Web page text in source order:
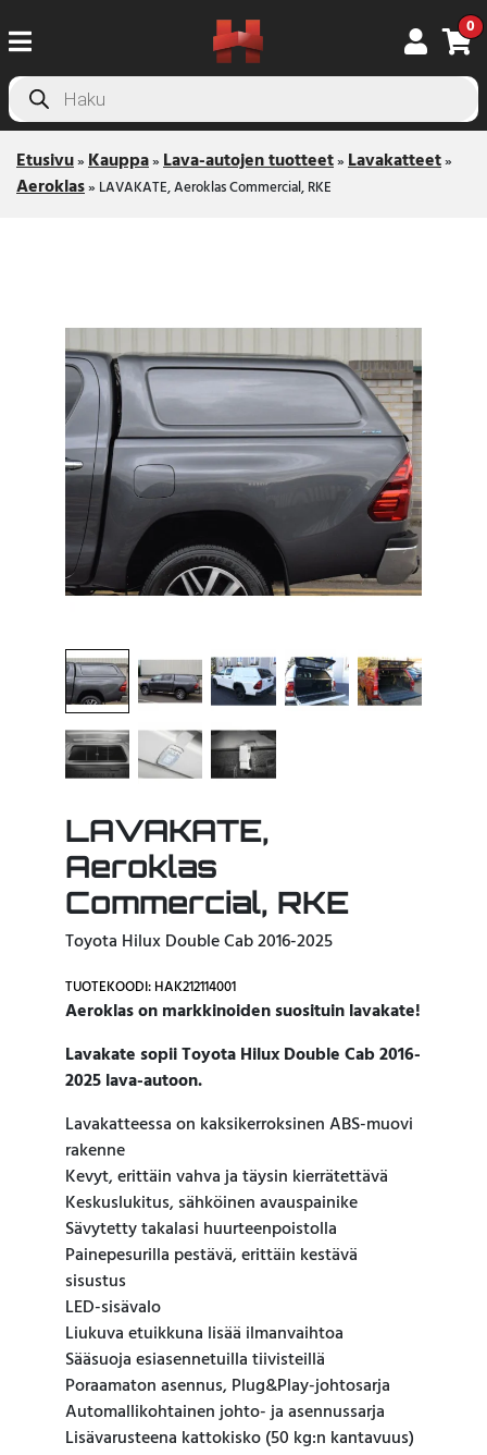
0
Products
search
Etusivu»Kauppa»Lava-autojen tuotteet»Lavakatteet»
Aeroklas» LAVAKATE, Aeroklas Commercial, RKE
LAVAKATE,
Aeroklas
Commercial, RKE
Toyota Hilux Double Cab 2016-2025
TUOTEKOODI: HAK212114001
Aeroklas on markkinoiden suosituin lavakate!
Lavakate sopii Toyota Hilux Double Cab 2016-
2025 lava-autoon.
Lavakatteessa on kaksikerroksinen ABS-muovi
rakenne
Kevyt, erittäin vahva ja täysin kierrätettävä
Keskuslukitus, sähköinen avauspainike
Sävytetty takalasi huurteenpoistolla
Painepesurilla pestävä, erittäin kestävä
sisustus
LED-sisävalo
Liukuva etuikkuna lisää ilmanvaihtoa
Sääsuoja esiasennetuilla tiivisteillä
Poraamaton asennus, Plug&Play-johtosarja
Automallikohtainen johto- ja asennussarja
Lisävarusteena kattokisko (50 kg:n kantavuus)